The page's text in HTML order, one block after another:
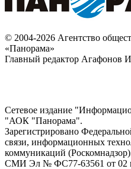
© 2004-2026 Агентство
«Панорама»
Главный редактор Агафонов
Сетевое издание
"АОК "Панорама".
Зарегистрировано
связи, информационных
коммуникаций
СМИ Эл № ФС77-63561 от 02